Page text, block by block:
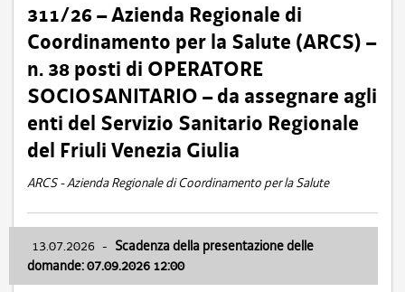
311/26 – Azienda Regionale di
Coordinamento per la Salute (ARCS) –
n. 38 posti di OPERATORE
SOCIOSANITARIO – da assegnare agli
enti del Servizio Sanitario Regionale
del Friuli Venezia Giulia
ARCS - Azienda Regionale di Coordinamento per la Salute
13.07.2026 - Scadenza della presentazione delle
domande: 07.09.2026 12:00